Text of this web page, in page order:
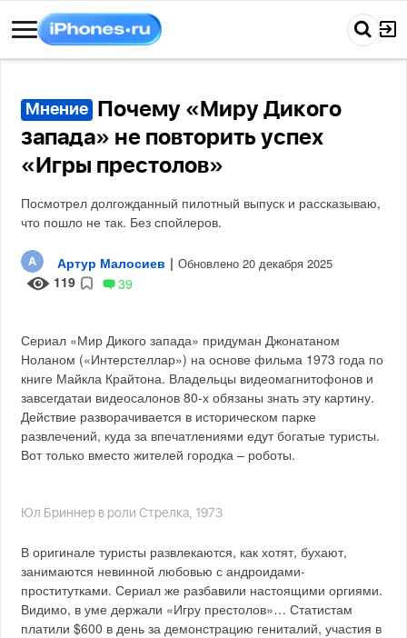
Мнение
Почему «Миру Дикого
запада» не повторить успех
«Игры престолов»
Посмотрел долгожданный пилотный выпуск и рассказываю,
что пошло не так. Без спойлеров.
Артур Малосиев | Обновлено 20 декабря 2025
119 39
Сериал «Мир Дикого запада» придуман Джонатаном
Ноланом («Интерстеллар») на основе фильма 1973 года по
книге Майкла Крайтона. Владельцы видеомагнитофонов и
завсегдатаи видеосалонов 80-х обязаны знать эту картину.
Действие разворачивается в историческом парке
развлечений, куда за впечатлениями едут богатые туристы.
Вот только вместо жителей городка – роботы.
Юл Бриннер в роли Стрелка, 1973
В оригинале туристы развлекаются, как хотят, бухают,
занимаются невинной любовью с андроидами-
проститутками. Сериал же разбавили настоящими оргиями.
Видимо, в уме держали «Игру престолов»… Статистам
платили $600 в день за демонстрацию гениталий, участия в